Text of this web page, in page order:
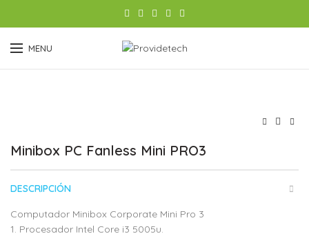
MENU
Minibox PC Fanless Mini PRO3
DESCRIPCIÓN
Computador Minibox Corporate Mini Pro 3
1. Procesador Intel Core i3 5005u.